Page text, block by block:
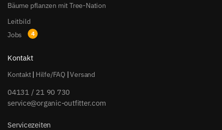
Bäume pflanzen mit Tree-Nation
Leitbild
Jobs
Kontakt
Kontakt| Hilfe/FAQ |Versand
04131 / 21 90 730
service@organic-outfitter.com
Servicezeiten